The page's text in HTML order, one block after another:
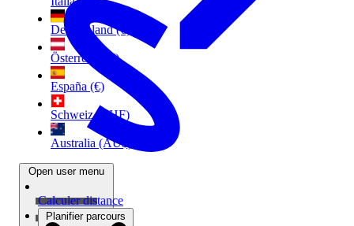
Deutschland (€)
Österreich (€)
España (€)
Schweiz (CHF)
Australia (AU$)
Open user menu
Calculer distance
Planifier parcours